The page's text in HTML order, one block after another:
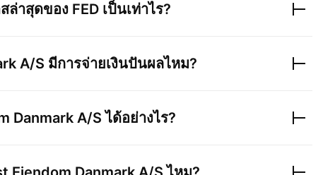
ล่าสุดของ FED เป็นเท่าไร?
A/S มีการจ่ายเงินปันผลไหม?
Danmark A/S ได้อย่างไร?